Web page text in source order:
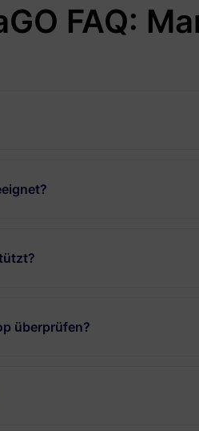
FAQ:
überprüfen?